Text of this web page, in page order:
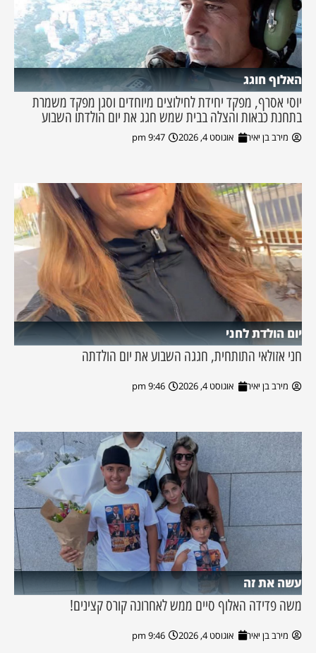
האלוף חוגג
יוסי אסרף, מפקד יחידת לחילוצים מיוחדים וסגן מפקד משמרת
בתחנת כבאות והצלה בבית שמש חגג את יום הולדתו השבוע
מירב בן יאיר אוגוסט 4, 2026 9:47 pm
יום הולדת לחני
חני אזולאי התותחית, חגגה השבוע את יום הולדתה
מירב בן יאיר אוגוסט 4, 2026 9:46 pm
עשה את זה
משה פדידה האלוף סיים ממש לאחרונה קורס קצינים!
מירב בן יאיר אוגוסט 4, 2026 9:46 pm